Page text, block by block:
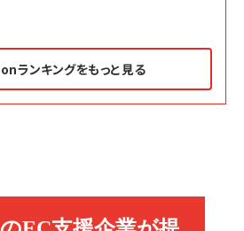
ランキングをもっと見る
／宮舘涼太]